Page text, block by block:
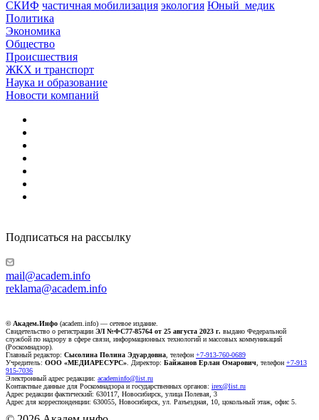
СКИФ частичная мобилизация экология Юный_медик
Политика
Экономика
Общество
Происшествия
ЖКХ и транспорт
Наука и образование
Новости компаний
Подписаться на рассылку
mail@academ.info
reklama@academ.info
© Академ.Инфо (academ.info) — сетевое издание.
Свидетельство о регистрации ЭЛ №ФС77-85764 от 25 августа 2023 г. выдано Федеральной
службой по надзору в сфере связи, информационных технологий и массовых коммуникаций
(Роскомнадзор).
Главный редактор: Сысолина Полина Эдуардовна , телефон +7-913-760-0689
Учредитель: ООО «МЕДИАРЕСУРС» . Директор: Байжанов Ерлан Омарович , телефон +7-913
915-7036
Электронный адрес редакции: academinfo@list.ru
Контактные данные для Роскомнадзора и государственных органов: irex@list.ru
Адрес редакции фактический: 630117, Новосибирск, улица Полевая, 3
Адрес для корреспонденции: 630055, Новосибирск, ул. Разъездная, 10, цокольный этаж, офис 5.